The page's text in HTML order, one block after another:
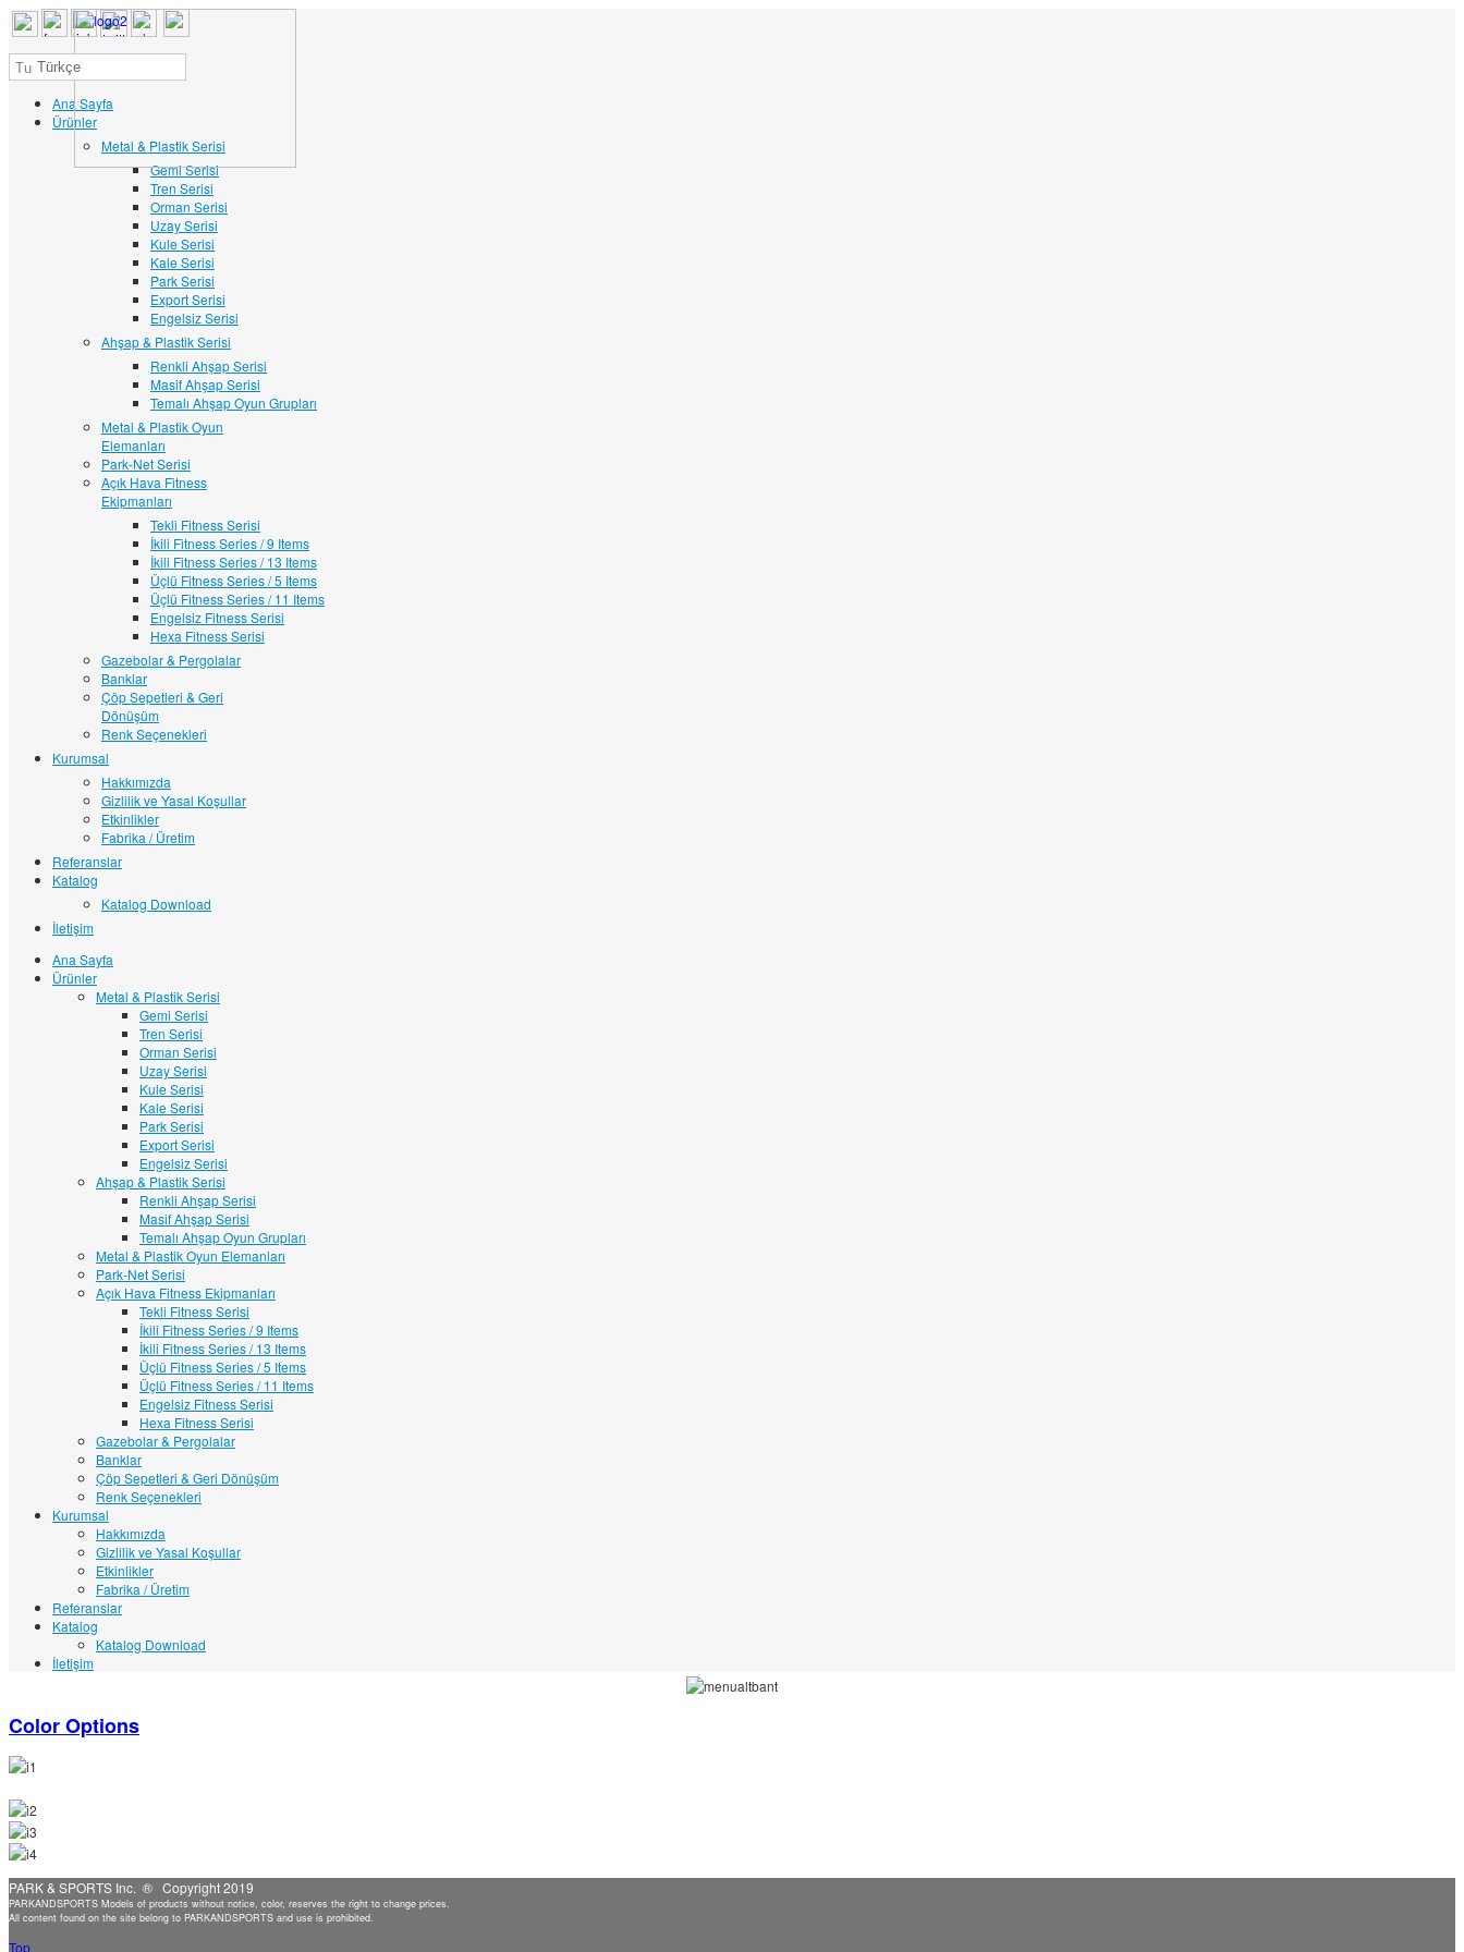
Türkçe
Ana Sayfa
Ürünler
Metal & Plastik Serisi
Gemi Serisi
Tren Serisi
Orman Serisi
Uzay Serisi
Kule Serisi
Kale Serisi
Park Serisi
Export Serisi
Engelsiz Serisi
Ahşap & Plastik Serisi
Renkli Ahşap Serisi
Masif Ahşap Serisi
Temalı Ahşap Oyun Grupları
Metal & Plastik Oyun
Elemanları
Park-Net Serisi
Açık Hava Fitness
Ekipmanları
Tekli Fitness Serisi
İkili Fitness Series / 9 Items
İkili Fitness Series / 13 Items
Üçlü Fitness Series / 5 Items
Üçlü Fitness Series / 11 Items
Engelsiz Fitness Serisi
Hexa Fitness Serisi
Gazebolar & Pergolalar
Banklar
Çöp Sepetleri & Geri
Dönüşüm
Renk Seçenekleri
Kurumsal
Hakkımızda
Gizlilik ve Yasal Koşullar
Etkinlikler
Fabrika / Üretim
Referanslar
Katalog
Katalog Download
İletişim
Ana Sayfa
Ürünler
Metal & Plastik Serisi
Gemi Serisi
Tren Serisi
Orman Serisi
Uzay Serisi
Kule Serisi
Kale Serisi
Park Serisi
Export Serisi
Engelsiz Serisi
Ahşap & Plastik Serisi
Renkli Ahşap Serisi
Masif Ahşap Serisi
Temalı Ahşap Oyun Grupları
Metal & Plastik Oyun Elemanları
Park-Net Serisi
Açık Hava Fitness Ekipmanları
Tekli Fitness Serisi
İkili Fitness Series / 9 Items
İkili Fitness Series / 13 Items
Üçlü Fitness Series / 5 Items
Üçlü Fitness Series / 11 Items
Engelsiz Fitness Serisi
Hexa Fitness Serisi
Gazebolar & Pergolalar
Banklar
Çöp Sepetleri & Geri Dönüşüm
Renk Seçenekleri
Kurumsal
Hakkımızda
Gizlilik ve Yasal Koşullar
Etkinlikler
Fabrika / Üretim
Referanslar
Katalog
Katalog Download
İletişim
Color Options
PARK & SPORTS Inc. ® Copyright 2019
PARKANDSPORTS Models of products without notice, color, reserves the right to change prices.
All content found on the site belong to PARKANDSPORTS and use is prohibited.
Top